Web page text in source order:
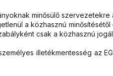
minősülő
a közhasznú
csak a közhasznú
illetékmentesség az